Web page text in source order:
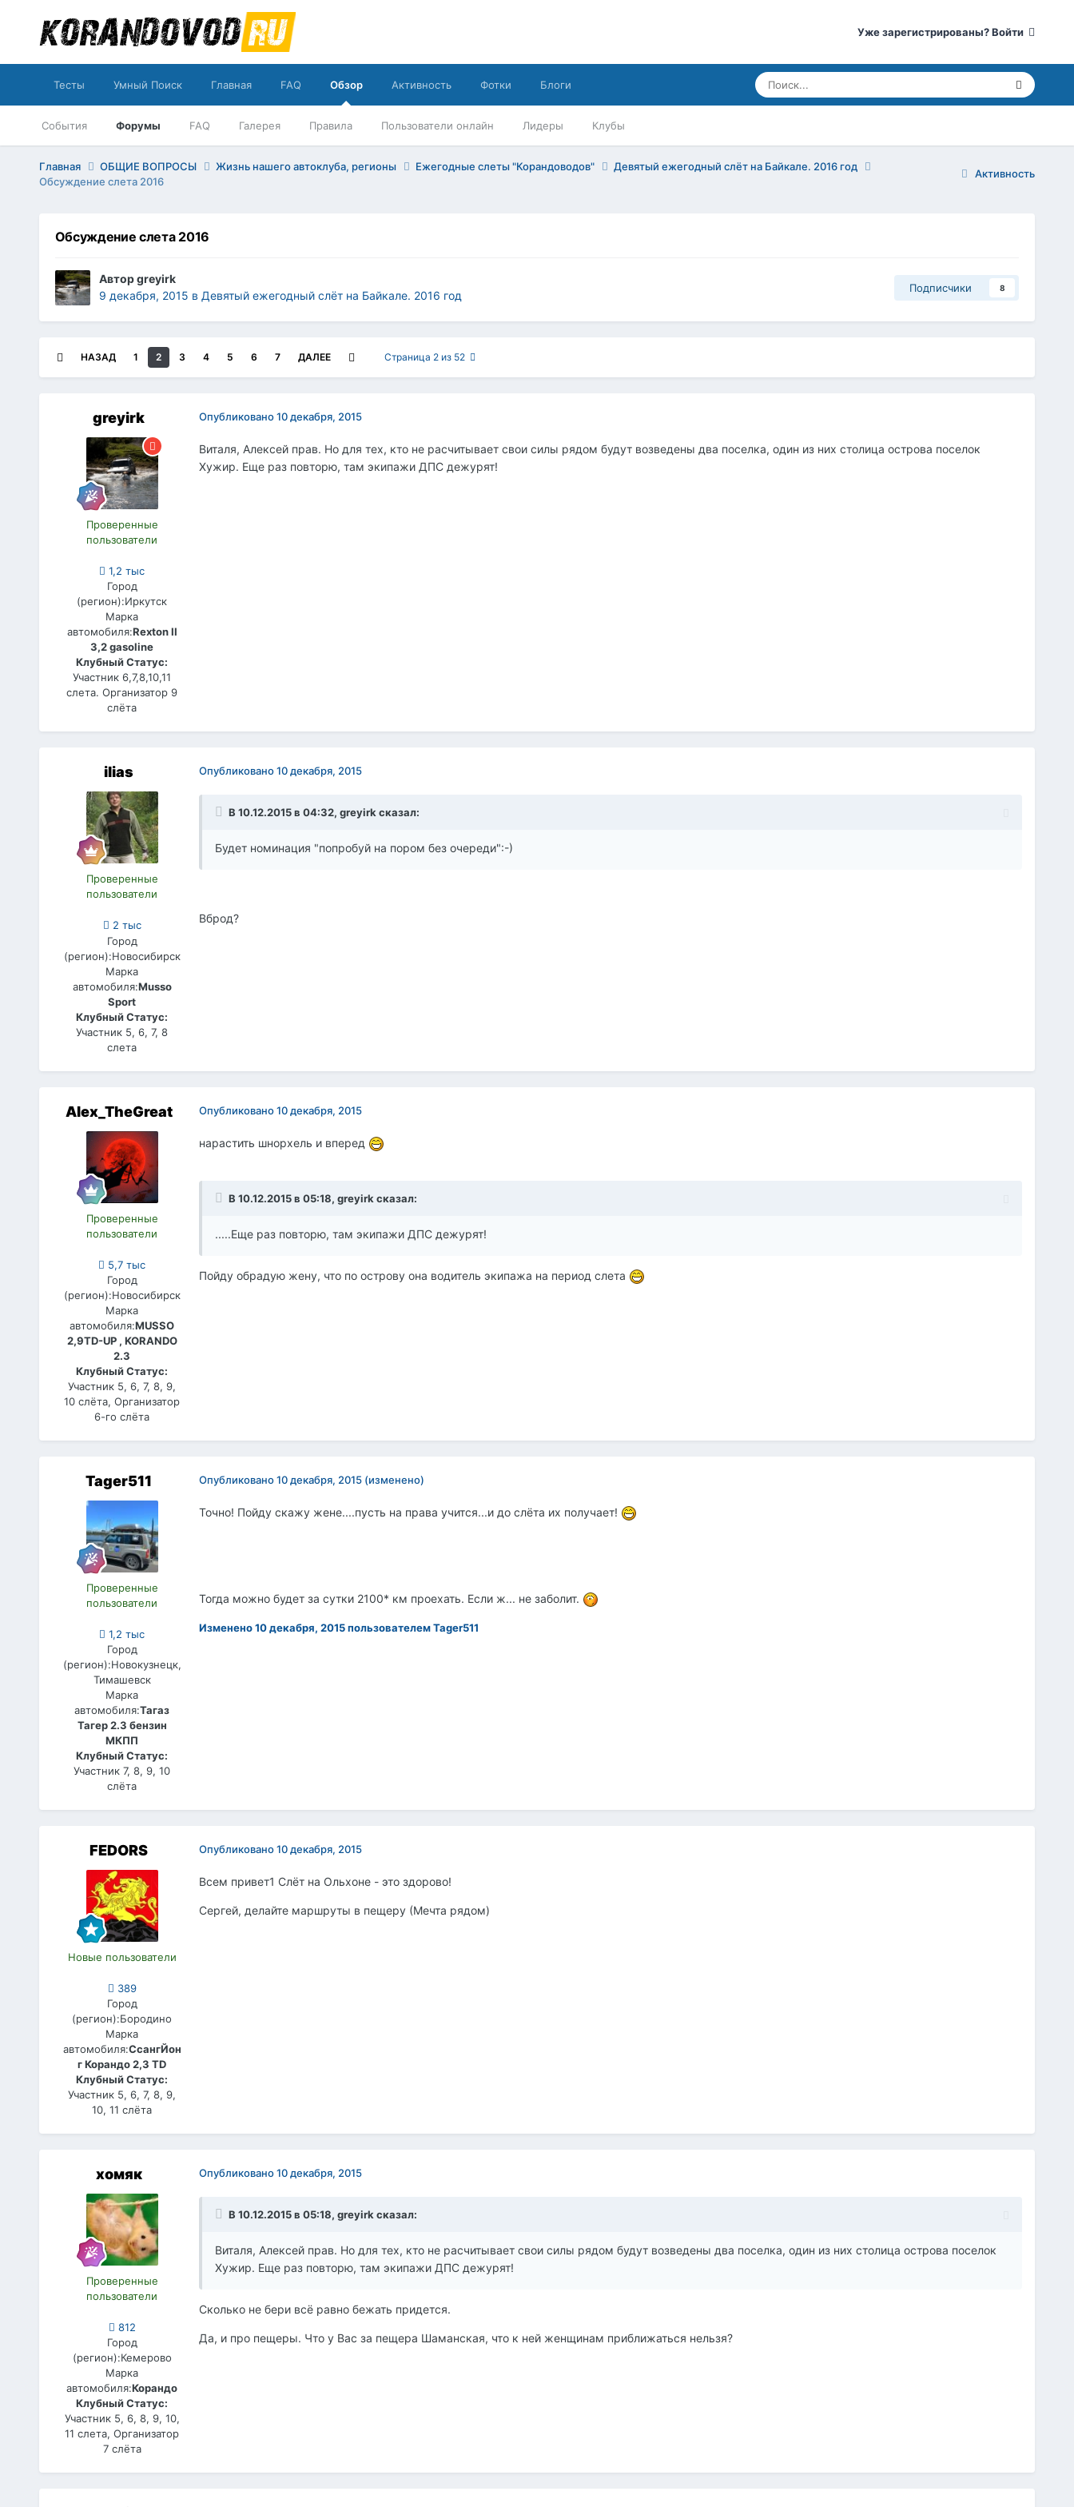
Уже зарегистрированы? Войти
Тесты Умный Поиск Главная FAQ Обзор
События Форумы FAQ Галерея Правила Пользователи онлайн Лидеры Клубы
Активность Фотки Блоги
Активность
Главная ОБЩИЕ ВОПРОСЫ Жизнь нашего автоклуба, регионы Ежегодные слеты "Корандоводов"
Девятый ежегодный слёт на Байкале. 2016 год
Обсуждение слета 2016
Обсуждение слета 2016
Авторgreyirk
9 декабря, 2015 в Девятый ежегодный слёт на Байкале. 2016 год
Подписчики 8
НАЗАД 1 2 3 4 5 6 7 ДАЛЕЕ Страница 2 из 52
greyirk
Проверенные
пользователи
1,2 тыс
Город
(регион):Иркутск
Марка
автомобиля:Rexton II
3,2 gasoline
Клубный Статус:
Участник 6,7,8,10,11
слета. Организатор 9
слёта
Опубликовано10 декабря, 2015
Виталя, Алексей прав. Но для тех, кто не расчитывает свои силы рядом будут возведены два поселка, один из них столица острова поселок
Хужир. Еще раз повторю, там экипажи ДПС дежурят!
ilias
Проверенные
пользователи
2 тыс
Город
(регион):Новосибирск
Марка
автомобиля:Musso
Sport
Клубный Статус:
Участник 5, 6, 7, 8
слета
Опубликовано10 декабря, 2015
В 10.12.2015 в 04:32, greyirk сказал:
Будет номинация "попробуй на пором без очереди":-)
Вброд?
Alex_TheGreat
Проверенные
пользователи
5,7 тыс
Город
(регион):Новосибирск
Марка
автомобиля:MUSSO
2,9TD-UP , KORANDO
2.3
Клубный Статус:
Участник 5, 6, 7, 8, 9,
10 слёта, Организатор
6-го слёта
Опубликовано10 декабря, 2015
нарастить шнорхель и вперед
В 10.12.2015 в 05:18, greyirk сказал:
.....Еще раз повторю, там экипажи ДПС дежурят!
Пойду обрадую жену, что по острову она водитель экипажа на период слета
Tager511
Проверенные
пользователи
1,2 тыс
Город
(регион):Новокузнецк,
Тимашевск
Марка
автомобиля:Тагаз
Тагер 2.3 бензин
МКПП
Клубный Статус:
Участник 7, 8, 9, 10
слёта
Опубликовано10 декабря, 2015 (изменено)
Точно! Пойду скажу жене....пусть на права учится...и до слёта их получает!
Тогда можно будет за сутки 2100* км проехать. Если ж... не заболит.
Изменено10 декабря, 2015пользователем Tager511
FEDORS
Новые пользователи
389
Город
(регион):Бородино
Марка
автомобиля:СсангЙон
г Корандо 2,3 ТD
Клубный Статус:
Участник 5, 6, 7, 8, 9,
10, 11 слёта
Опубликовано10 декабря, 2015
Всем привет1 Слёт на Ольхоне - это здорово!
Сергей, делайте маршруты в пещеру (Мечта рядом)
хомяк
Проверенные
пользователи
812
Город
(регион):Кемерово
Марка
автомобиля:Корандо
Клубный Статус:
Участник 5, 6, 8, 9, 10,
11 слета, Организатор
7 слёта
Опубликовано10 декабря, 2015
В 10.12.2015 в 05:18, greyirk сказал:
Виталя, Алексей прав. Но для тех, кто не расчитывает свои силы рядом будут возведены два поселка, один из них столица острова поселок
Хужир. Еще раз повторю, там экипажи ДПС дежурят!
Сколько не бери всё равно бежать придется.
Да, и про пещеры. Что у Вас за пещера Шаманская, что к ней женщинам приближаться нельзя?